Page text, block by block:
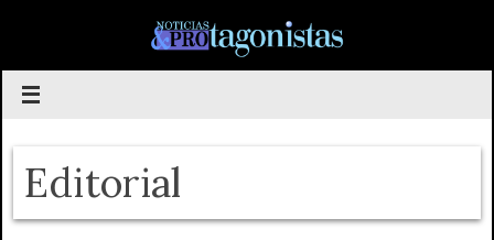
contenido
Editorial